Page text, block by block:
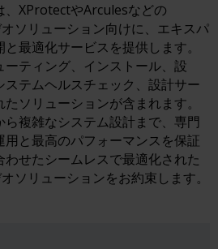
XProtectやArculesなどの
ソリューション向けに、エキスパ
最適化サービスを提供します。
ティング、インストール、設
テムヘルスチェック、設計サー
ソリューションが含まれます。
複雑なシステム設計まで、専門
と最高のパフォーマンスを保証
わせたシームレスで最適化された
ソリューションをお約束します。